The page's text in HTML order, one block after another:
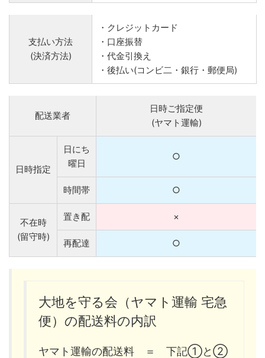
支払い方法
(決済方法)
・クレジットカード
・口座振替
・代金引換え
・後払い(コンビ二・銀行・郵便局)
配送業者
日時ご指定便
(ヤマト運輸)
日時指定
日にち
曜日
○
時間帯 ○
不在時
(留守時)
置き配 ×
再配達 ○
大地を守る会（ヤマト運輸 宅急
便）の配送料の内訳
ヤマト運輸の配送料 ＝ 下記①と②